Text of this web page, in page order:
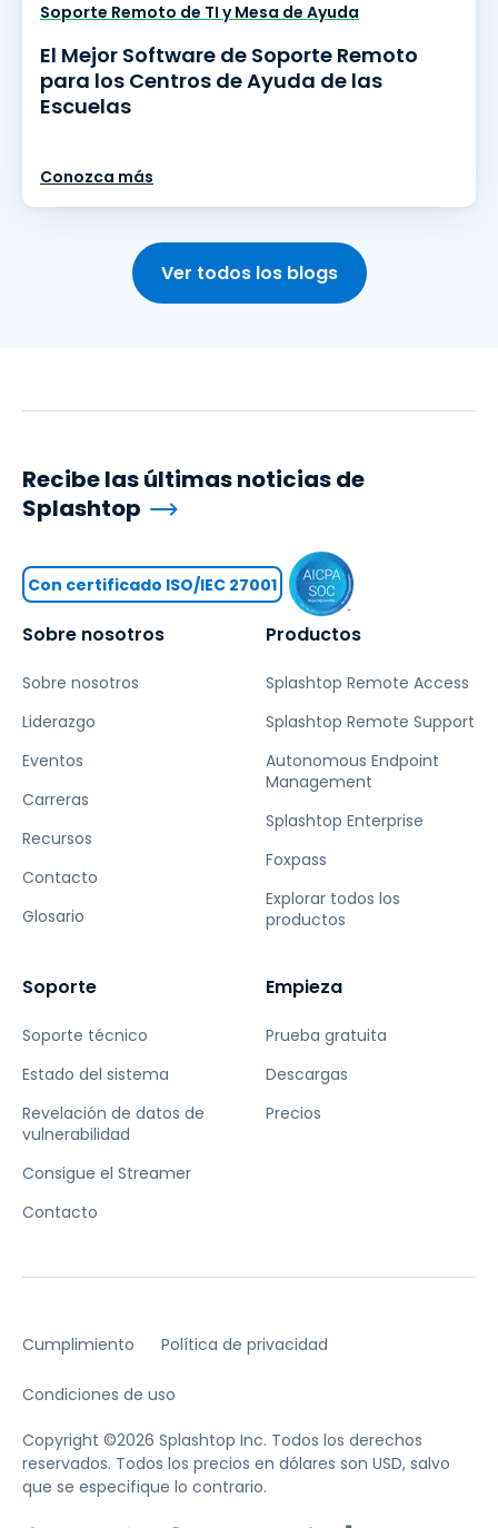
Soporte Remoto de TI y Mesa de Ayuda
El Mejor Software de Soporte Remoto
para los Centros de Ayuda de las
Escuelas
Conozca más
Ver todos los blogs
Sobre nosotros
Sobre nosotros
Liderazgo
Eventos
Carreras
Recursos
Contacto
Glosario
Productos
Splashtop Remote Access
Splashtop Remote Support
Autonomous Endpoint
Management
Splashtop Enterprise
Foxpass
Explorar todos los
productos
Soporte
Soporte técnico
Estado del sistema
Revelación de datos de
vulnerabilidad
Consigue el Streamer
Contacto
Empieza
Prueba gratuita
Descargas
Precios
Recibe las últimas noticias de
Splashtop
Con certificado ISO/IEC 27001
Cumplimiento Política de privacidad
Condiciones de uso
Copyright ©2026 Splashtop Inc. Todos los derechos
reservados. Todos los precios en dólares son USD, salvo
que se especifique lo contrario.